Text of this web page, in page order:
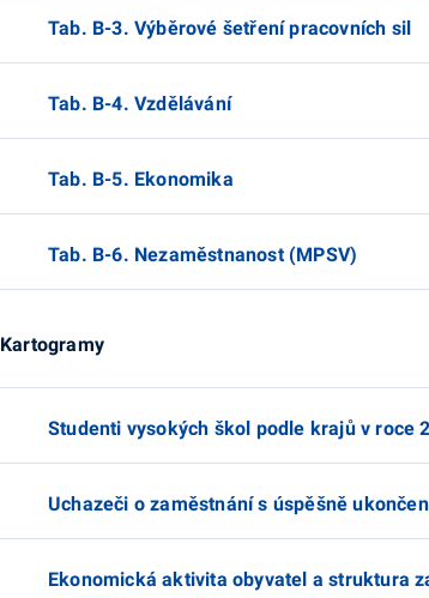
Tab. B-3. Výběrové šetření pracovních sil
Tab. B-4. Vzdělávání
Tab. B-5. Ekonomika
Tab. B-6. Nezaměstnanost (MPSV)
Kartogramy
Studenti vysokých škol podle krajů v roce
Uchazeči o zaměstnání s úspěšně
Ekonomická aktivita obyvatel a struktura